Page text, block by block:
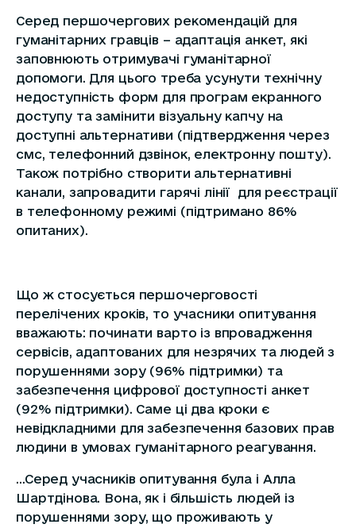
Серед першочергових рекомендацій для
гуманітарних гравців – адаптація анкет, які
заповнюють отримувачі гуманітарної
допомоги. Для цього треба усунути технічну
недоступність форм для програм екранного
доступу та замінити візуальну капчу на
доступні альтернативи (підтвердження через
смс, телефонний дзвінок, електронну пошту).
Також потрібно створити альтернативні
канали, запровадити гарячі лінії для реєстрації
в телефонному режимі (підтримано 86%
опитаних).
Що ж стосується першочерговості
перелічених кроків, то учасники опитування
вважають: починати варто із впровадження
сервісів, адаптованих для незрячих та людей з
порушеннями зору (96% підтримки) та
забезпечення цифрової доступності анкет
(92% підтримки). Саме ці два кроки є
невідкладними для забезпечення базових прав
людини в умовах гуманітарного реагування.
…Серед учасників опитування була і Алла
Шартдінова. Вона, як і більшість людей із
порушеннями зору, що проживають у